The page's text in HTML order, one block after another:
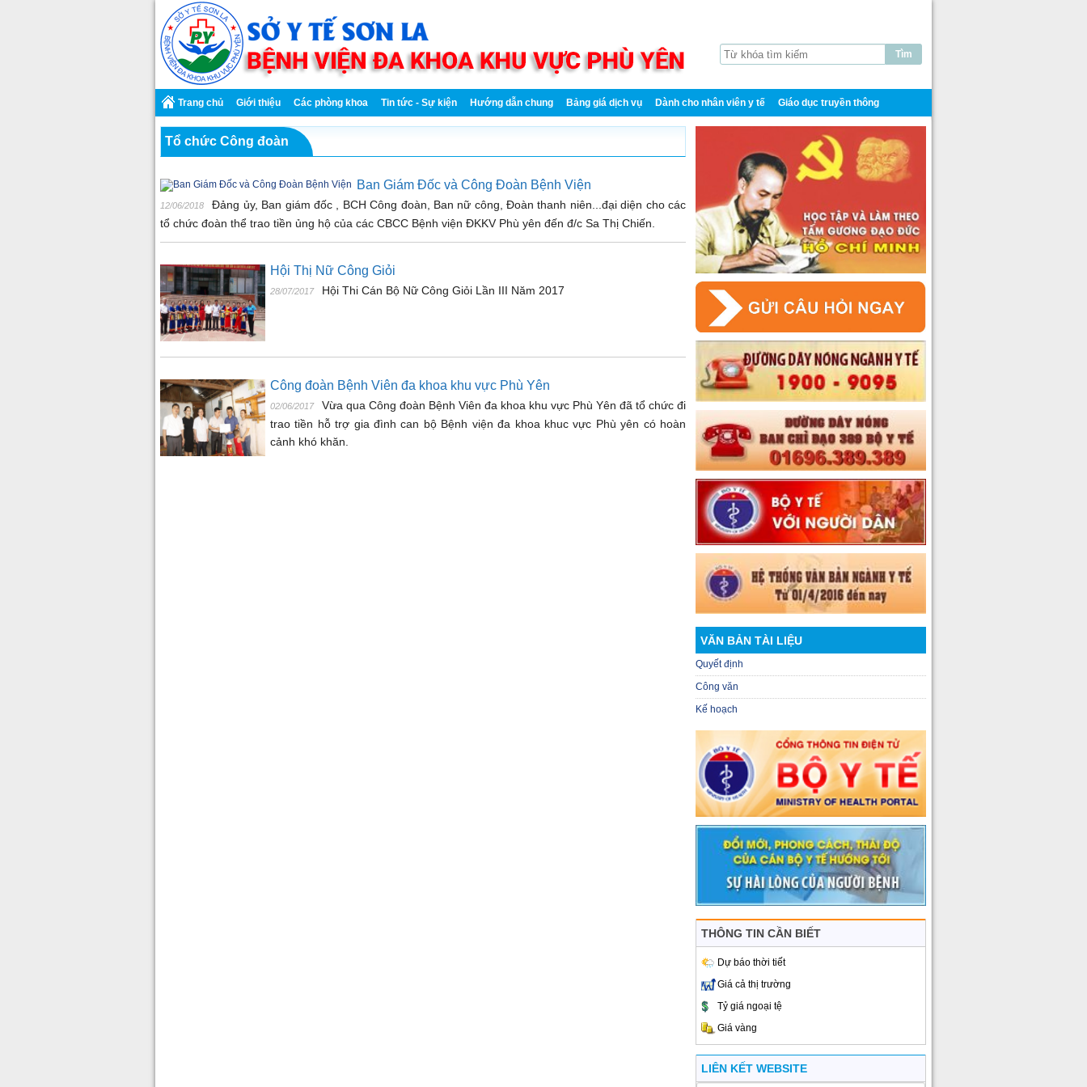
Trang chủ Giới thiệu Các phòng khoa Tin tức - Sự kiện Hướng dẫn chung Bảng giá dịch vụ Dành cho nhân viên y tế Giáo dục truyền thông
Tổ chức Công đoàn
Ban Giám Đốc và Công Đoàn Bệnh Viện
12/06/2018
Đảng ủy, Ban giám đốc , BCH Công đoàn, Ban nữ công, Đoàn thanh niên...đại diện cho các
tổ chức đoàn thể trao tiền ủng hộ của các CBCC Bệnh viện ĐKKV Phù yên đến đ/c Sa Thị Chiến.
Hội Thị Nữ Công Giỏi
28/07/2017 Hội Thi Cán Bộ Nữ Công Giỏi Lần III Năm 2017
Công đoàn Bệnh Viên đa khoa khu vực Phù Yên
02/06/2017
Vừa qua Công đoàn Bệnh Viên đa khoa khu vực Phù Yên đã tổ chức đi
trao tiền hỗ trợ gia đình can bộ Bệnh viện đa khoa khuc vực Phù yên có hoàn
cảnh khó khăn.
VĂN BẢN TÀI LIỆU
Quyết định
Công văn
Kế hoạch
THÔNG TIN CẦN BIẾT
Dự báo thời tiết
Giá cả thị trường
Tỷ giá ngoại tệ
Giá vàng
LIÊN KẾT WEBSITE